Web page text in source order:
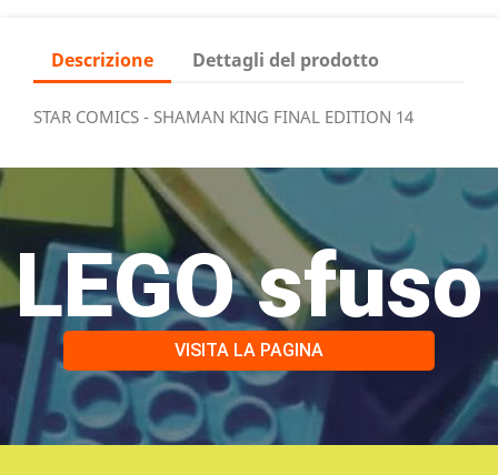
Descrizione Dettagli del prodotto
STAR COMICS - SHAMAN KING FINAL EDITION 14
LEGO sfuso
VISITA LA PAGINA